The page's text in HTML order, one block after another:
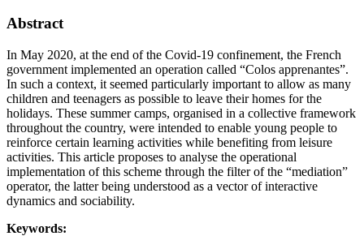
Abstract
In May 2020, at the end of the Covid-19 confinement, the French
government implemented an operation called “Colos apprenantes”.
In such a context, it seemed particularly important to allow as many
children and teenagers as possible to leave their homes for the
holidays. These summer camps, organised in a collective framework
throughout the country, were intended to enable young people to
reinforce certain learning activities while benefiting from leisure
activities. This article proposes to analyse the operational
implementation of this scheme through the filter of the “mediation”
operator, the latter being understood as a vector of interactive
dynamics and sociability.
Keywords: